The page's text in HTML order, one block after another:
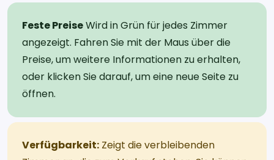
Feste PreiseWird in Grün für jedes Zimmer
angezeigt. Fahren Sie mit der Maus über die
Preise, um weitere Informationen zu erhalten,
oder klicken Sie darauf, um eine neue Seite zu
öffnen.
Verfügbarkeit: Zeigt die verbleibenden